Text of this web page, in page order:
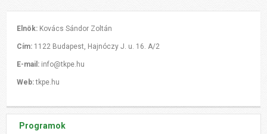
Támogatás
Elnök: Kovács Sándor Zoltán
Cím: 1122 Budapest, Hajnóczy J. u. 16. A/2
E-mail: info@tkpe.hu
Web:tkpe.hu
Programok